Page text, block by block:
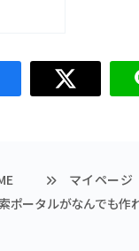
マイページ
ポータルがなんでも作